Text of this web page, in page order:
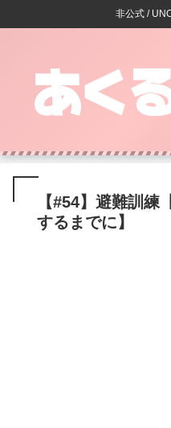
非公式 /
【#54】避難訓練
するまでに】